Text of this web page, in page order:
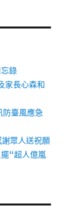
錄
家長心森和
防臺風應急
眾人送祝願
“超人億嵐